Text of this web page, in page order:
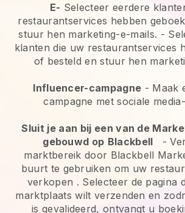
E- Selecteer eerdere
restaurantservices hebben
stuur hen marketing-e-mails. -
klanten die uw restaurantservices
of besteld en stuur hen
Influencer-campagne - Maak
campagne met sociale
Sluit je aan bij een van de
gebouwd op Blackbell -
marktbereik door Blackbell
buurt te gebruiken om uw
verkopen . Selecteer de pagina
marktplaats wilt verzenden en
is gevalideerd, ontvangt u